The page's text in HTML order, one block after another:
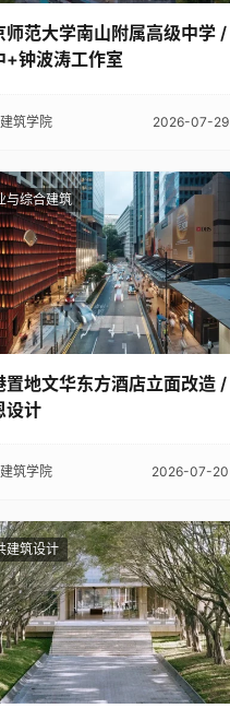
师范大学南山附属高级中学 /
+钟波涛工作室
建筑学院 2026-07-29
与综合建筑
置地文华东方酒店立面改造 /
设计
建筑学院 2026-07-20
建筑设计